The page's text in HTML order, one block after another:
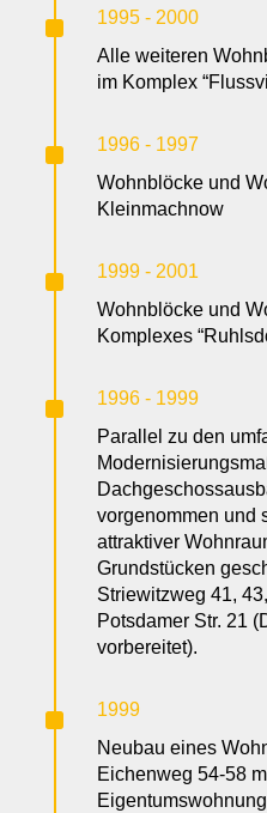
^
1995 - 2000
Alle weiteren
im Komplex
^
1996 - 1997
Wohnblöcke und
Kleinmachnow
^
1999 - 2001
Wohnblöcke und
Komplexes
^
1996 - 1999
Parallel zu den
vorgenommen und
attraktiver
Grundstücken
Striewitzweg 41,
Potsdamer Str. 21
vorbereitet).
^
1999
Neubau eines
Eichenweg 54-58